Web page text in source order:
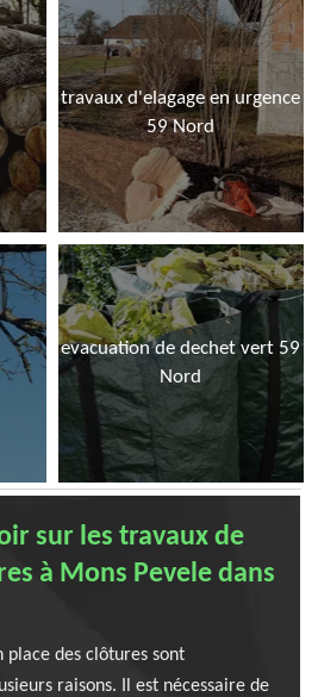
travaux d'elagage en urgence
59 Nord
evacuation de dechet vert 59
Nord
sur les travaux de
à Mons Pevele dans
place des clôtures sont
raisons. Il est nécessaire de